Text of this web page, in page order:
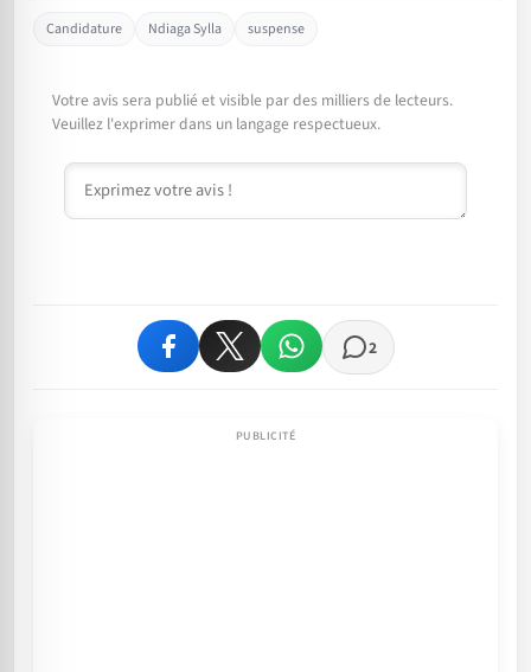
Candidature Ndiaga Sylla suspense
Votre avis sera publié et visible par des milliers de lecteurs.
Veuillez l'exprimer dans un langage respectueux.
Commentaire
2